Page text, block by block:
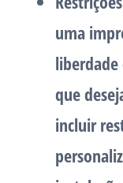
uma
que
incluir